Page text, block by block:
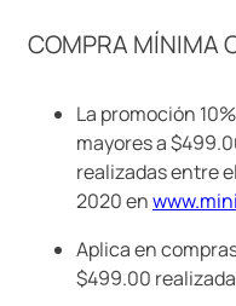
COMPRA MÍNIMA
La promoción
mayores a
realizadas entre
2020 en
Aplica en
$499.00